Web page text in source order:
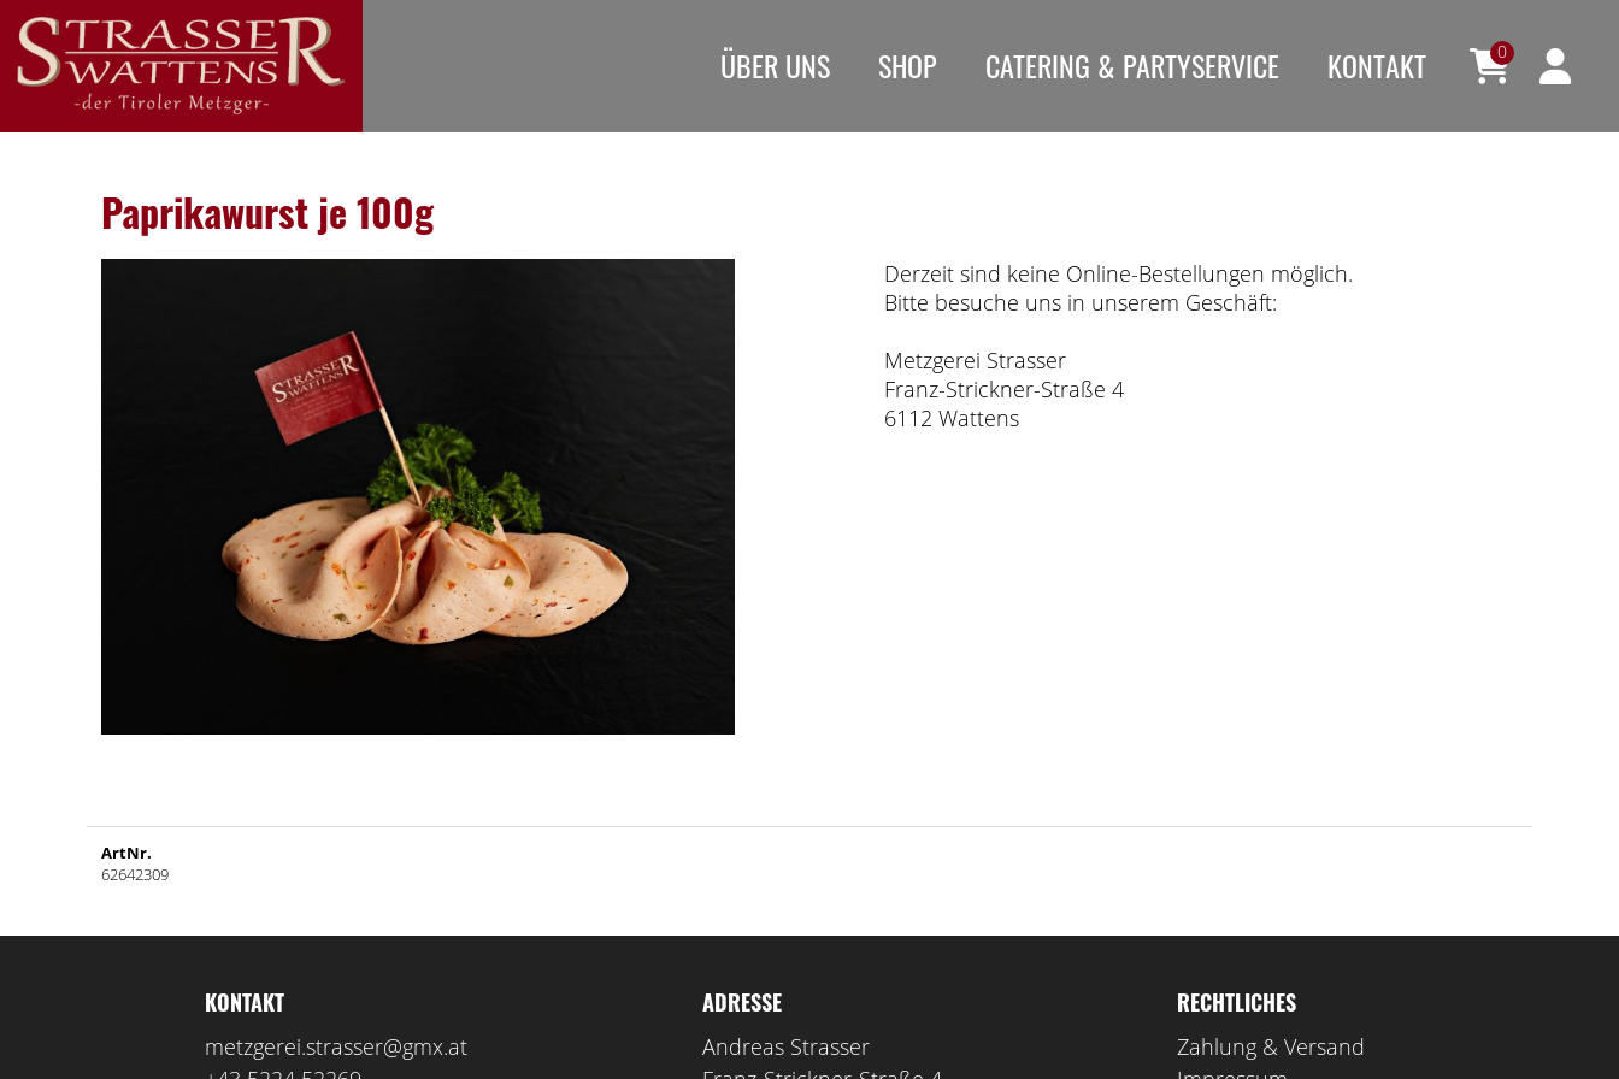
ÜBER UNS SHOP CATERING & PARTYSERVICE KONTAKT 0
Paprikawurst je 100g
Derzeit sind keine Online-Bestellungen möglich.
Bitte besuche uns in unserem Geschäft:
Metzgerei Strasser
Franz-Strickner-Straße 4
6112 Wattens
ArtNr.
62642309
KONTAKT
metzgerei.strasser@gmx.at
ADRESSE
Andreas Strasser
RECHTLICHES
Zahlung & Versand